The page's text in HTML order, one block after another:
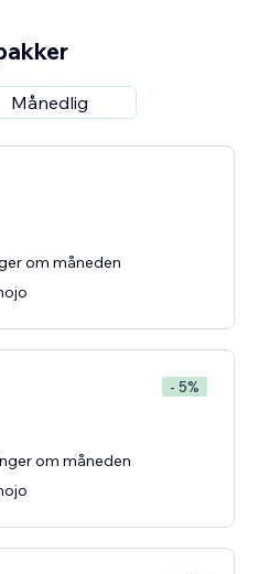
Månedlig
om måneden
- 5%
om måneden